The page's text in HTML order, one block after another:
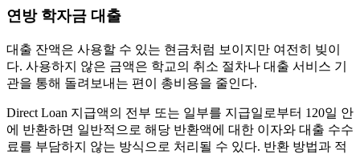
연방 학자금 대출
대출 잔액은 사용할 수 있는 현금처럼 보이지만 여전히 빚이
다. 사용하지 않은 금액은 학교의 취소 절차나 대출 서비스 기
관을 통해 돌려보내는 편이 총비용을 줄인다.
Direct Loan 지급액의 전부 또는 일부를 지급일로부터 120일 안
에 반환하면 일반적으로 해당 반환액에 대한 이자와 대출 수수
료를 부담하지 않는 방식으로 처리될 수 있다. 반환 방법과 적